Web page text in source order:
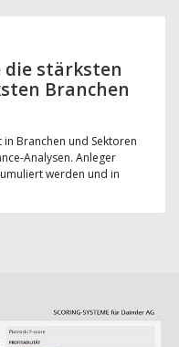
die stärksten
Branchen
Branchen und Sektoren
Analysen. Anleger
werden und in